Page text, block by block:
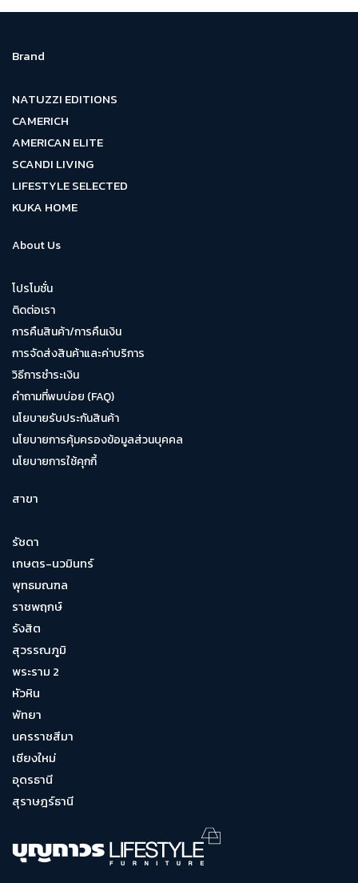
Brand
NATUZZI EDITIONS
CAMERICH
AMERICAN ELITE
SCANDI LIVING
LIFESTYLE SELECTED
KUKA HOME
About Us
โปรโมชั่น
ติดต่อเรา
การคืนสินค้า/การคืนเงิน
การจัดส่งสินค้าและค่าบริการ
วิธีการชำระเงิน
คำถามที่พบบ่อย (FAQ)
นโยบายรับประกันสินค้า
นโยบายการคุ้มครองข้อมูลส่วนบุคคล
นโยบายการใช้คุกกี้
สาขา
รัชดา
เกษตร-นวมินทร์
พุทธมณฑล
ราชพฤกษ์
รังสิต
สุวรรณภูมิ
พระราม 2
หัวหิน
พัทยา
นครราชสีมา
เชียงใหม่
อุดรธานี
สุราษฎร์ธานี